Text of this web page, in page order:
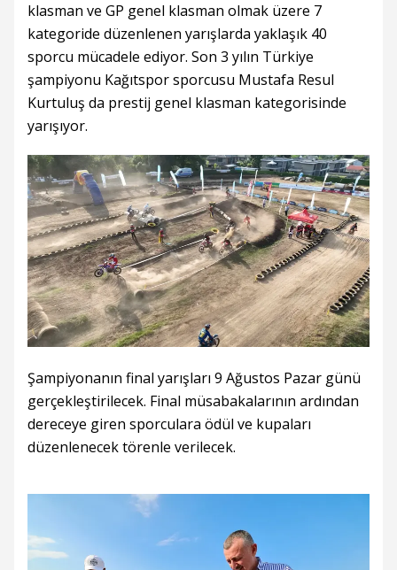
klasman ve GP genel klasman olmak üzere 7
kategoride düzenlenen yarışlarda yaklaşık 40
sporcu mücadele ediyor. Son 3 yılın Türkiye
şampiyonu Kağıtspor sporcusu Mustafa Resul
Kurtuluş da prestij genel klasman kategorisinde
yarışıyor.
Şampiyonanın final yarışları 9 Ağustos Pazar günü
gerçekleştirilecek. Final müsabakalarının ardından
dereceye giren sporculara ödül ve kupaları
düzenlenecek törenle verilecek.